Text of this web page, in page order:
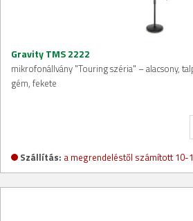
Gravity TMS 2222
mikrofonállvány "Touring széria" – alacsony,
gém, fekete
Szállítás: a megrendeléstől számított 10-